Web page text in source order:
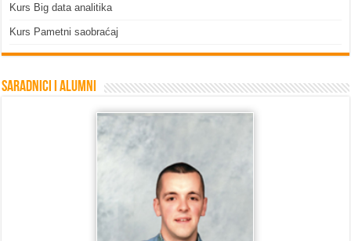
Kurs Big data analitika
Kurs Pametni saobraćaj
Saradnici i Alumni